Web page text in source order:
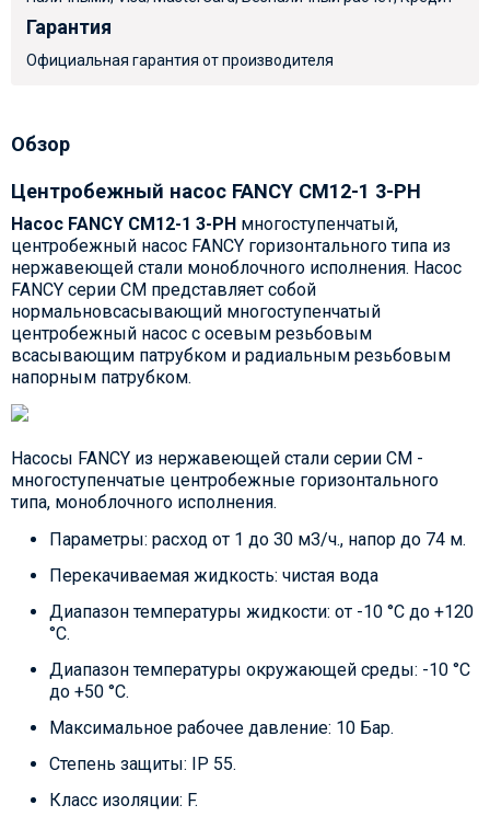
Гарантия
Официальная гарантия от производителя
Обзор
Центробежный насос FANCY CM12-1 3-PH
Насос FANCY CM12-1 3-PHмногоступенчатый,
центробежный насос FANCY горизонтального типа из
нержавеющей стали моноблочного исполнения. Насос
FANCY серии CM представляет собой
нормальновсасывающий многоступенчатый
центробежный насос с осевым резьбовым
всасывающим патрубком и радиальным резьбовым
напорным патрубком.
Насосы FANCY из нержавеющей стали серии CM -
многоступенчатые центробежные горизонтального
типа, моноблочного исполнения.
Параметры: расход от 1 до 30 м3/ч., напор до 74 м.
Перекачиваемая жидкость: чистая вода
Диапазон температуры жидкости: от -10 °C до +120
°C.
Диапазон температуры окружающей среды: -10 °C
до +50 °C.
Максимальное рабочее давление: 10 Бар.
Степень защиты: IP 55.
Класс изоляции: F.